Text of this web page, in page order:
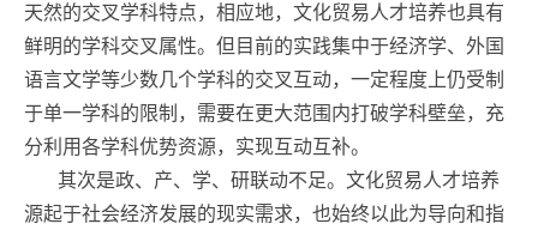
天然的交叉学科特点，相应地，文化贸易人才培养也具有
鲜明的学科交叉属性。但目前的实践集中于经济学、外国
语言文学等少数几个学科的交叉互动，一定程度上仍受制
于单一学科的限制，需要在更大范围内打破学科壁垒，充
分利用各学科优势资源，实现互动互补。
其次是政、产、学、研联动不足。文化贸易人才培养
源起于社会经济发展的现实需求，也始终以此为导向和指